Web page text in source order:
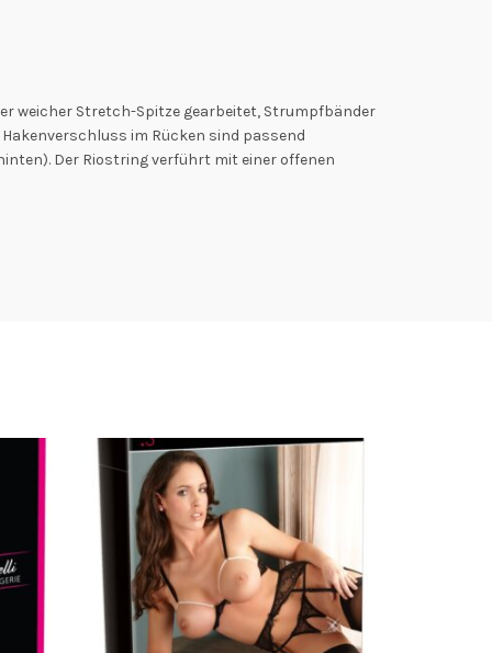
weicher Stretch-Spitze gearbeitet, Strumpfbänder
im Rücken sind passend
Der Riostring verführt mit einer offenen